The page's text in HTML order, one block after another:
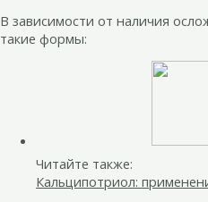
В зависимости от наличия
такие формы:
Читайте также:
Кальципотриол: